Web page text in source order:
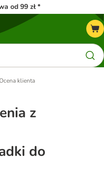
od 99 zł *
klienta
z
do